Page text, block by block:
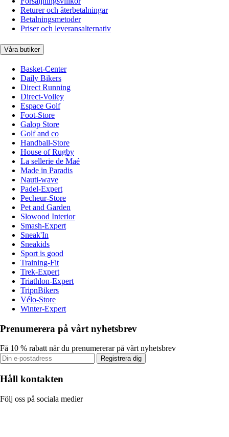
Returer och återbetalningar
Betalningsmetoder
Priser och leveransalternativ
Våra butiker
Basket-Center
Daily Bikers
Direct Running
Direct-Volley
Espace Golf
Foot-Store
Galop Store
Golf and co
Handball-Store
House of Rugby
La sellerie de Maé
Made in Paradis
Nauti-wave
Padel-Expert
Pecheur-Store
Pet and Garden
Slowood Interior
Smash-Expert
Sneak'In
Sneakids
Sport is good
Training-Fit
Trek-Expert
Triathlon-Expert
TripnBikers
Vélo-Store
Winter-Expert
Prenumerera på vårt nyhetsbrev
Få 10 % rabatt när du prenumererar på vårt nyhetsbrev
Registrera dig
Håll kontakten
Följ oss på sociala medier